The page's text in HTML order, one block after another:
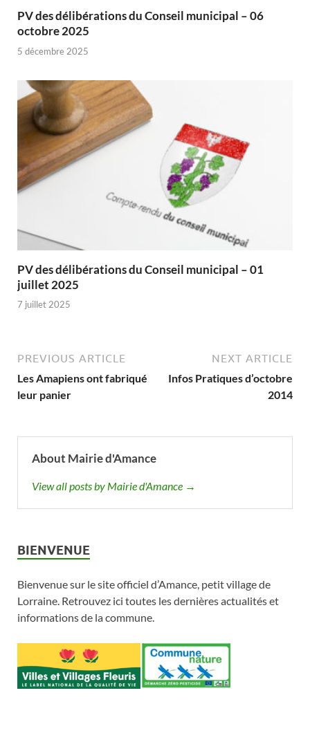
PV des délibérations du Conseil municipal – 06
octobre 2025
5 décembre 2025
PV des délibérations du Conseil municipal – 01
juillet 2025
7 juillet 2025
PREVIOUS ARTICLE
Les Amapiens ont fabriqué
leur panier
NEXT ARTICLE
Infos Pratiques d’octobre
2014
About Mairie d'Amance
View all posts by Mairie d'Amance →
BIENVENUE
Bienvenue sur le site officiel d’Amance, petit village de
Lorraine. Retrouvez ici toutes les dernières actualités et
informations de la commune.